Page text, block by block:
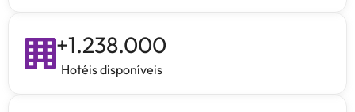
+1.238.000
Hotéis disponíveis